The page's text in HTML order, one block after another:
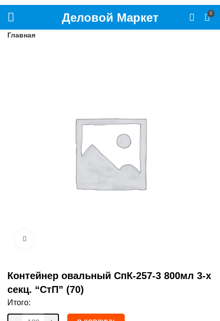
Деловой Маркет 0
Главная
Контейнер овальный СпК-257-3 800мл 3-х
секц. “СтП” (70)
Итого: